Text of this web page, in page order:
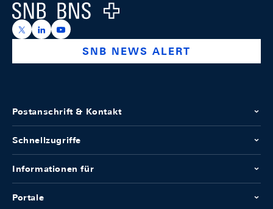
Logo
https://x.com/snb_bns
https://ch.linkedin.com/company/swiss-national-
https://www.youtube.com/@swissnationalbank
SNB NEWS ALERT
Postanschrift & Kontakt
Schnellzugriffe
Informationen für
Portale